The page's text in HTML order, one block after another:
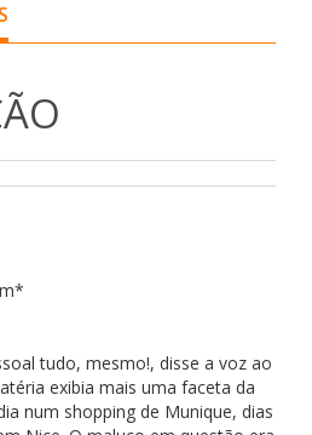
tudo, mesmo!, disse a voz ao
exibia mais uma faceta da
num shopping de Munique, dias